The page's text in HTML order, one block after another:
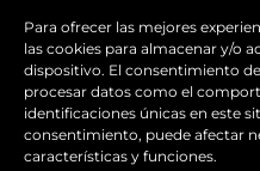
Para ofrecer las mejores
las cookies para almacenar y/o
dispositivo. El consentimiento
procesar datos como el
identificaciones únicas en este
consentimiento, puede afectar
características y funciones.
deportivos
para todas las
disciplinas,
garantizando